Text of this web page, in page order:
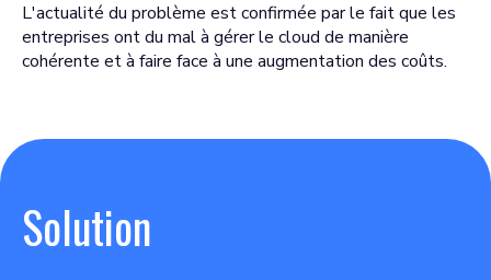
L'actualité du problème est confirmée par le fait que les
entreprises ont du mal à gérer le cloud de manière
cohérente et à faire face à une augmentation des coûts.
Solution